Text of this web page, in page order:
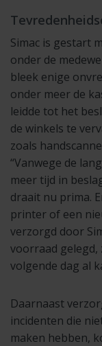
Simac is gestart
onder de
bleek enige
onder meer de
leidde tot het
de winkels te
zoals
“Vanwege de
meer tijd in
draait nu prima.
printer of een
verzorgd door
voorraad gelegd,
volgende dag al
Daarnaast
incidenten die
maken hebben,